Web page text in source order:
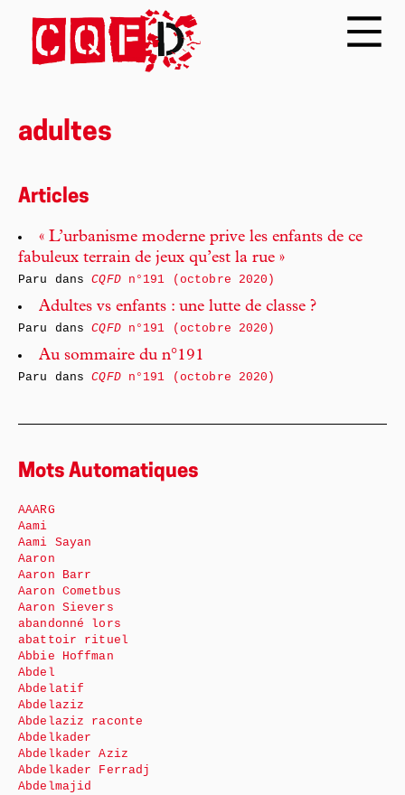
adultes
Articles
« L’urbanisme moderne prive les enfants de ce
fabuleux terrain de jeux qu’est la rue »
Paru dansCQFDn°191 (octobre 2020)
Adultes vs enfants : une lutte de classe ?
Paru dansCQFDn°191 (octobre 2020)
Au sommaire du n°191
Paru dansCQFDn°191 (octobre 2020)
Mots Automatiques
AAARG
Aami
Aami Sayan
Aaron
Aaron Barr
Aaron Cometbus
Aaron Sievers
abandonné lors
abattoir rituel
Abbie Hoffman
Abdel
Abdelatif
Abdelaziz
Abdelaziz raconte
Abdelkader
Abdelkader Aziz
Abdelkader Ferradj
Abdelmajid